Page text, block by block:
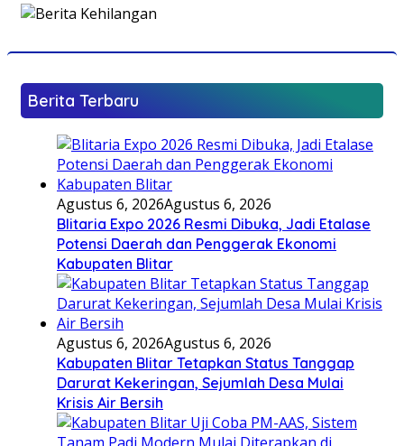
Berita Terbaru
Agustus 6, 2026Agustus 6, 2026
Blitaria Expo 2026 Resmi Dibuka, Jadi Etalase
Potensi Daerah dan Penggerak Ekonomi
Kabupaten Blitar
Agustus 6, 2026Agustus 6, 2026
Kabupaten Blitar Tetapkan Status Tanggap
Darurat Kekeringan, Sejumlah Desa Mulai
Krisis Air Bersih